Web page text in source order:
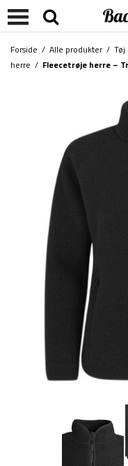
Forside / Alle produkter/ Tøj
herre / Fleecetrøje herre –